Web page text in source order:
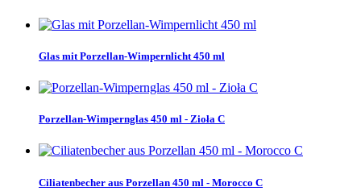
Glas mit Porzellan-Wimpernlicht 450 ml
Porzellan-Wimpernglas 450 ml - Zioła C
Ciliatenbecher aus Porzellan 450 ml - Morocco C